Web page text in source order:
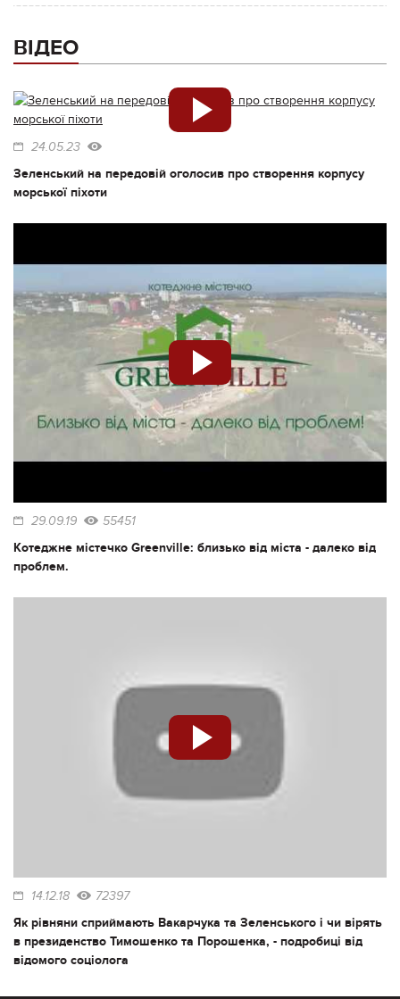
ВІДЕО
24.05.23
Зеленський на передовій оголосив про створення корпусу
морської піхоти
29.09.19 55451
Котеджне містечко Greenville: близько від міста - далеко від
проблем.
14.12.18 72397
Як рівняни сприймають Вакарчука та Зеленського і чи вірять
в президенство Тимошенко та Порошенка, - подробиці від
відомого соціолога